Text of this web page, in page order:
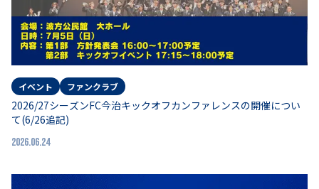
イベント ファンクラブ
2026/27シーズンFC今治キックオフカンファレンスの開催につい
て(6/26追記)
2026.06.24